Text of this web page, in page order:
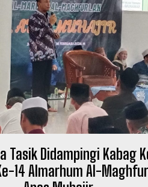
Tasik Didampingi Kabag
14 Almarhum Al-